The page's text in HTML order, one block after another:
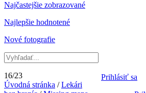
Najčastejšie zobrazované
Najlepšie hodnotené
Nové fotografie
Prihlásiť sa
16/23
Úvodná stránka /Lekári